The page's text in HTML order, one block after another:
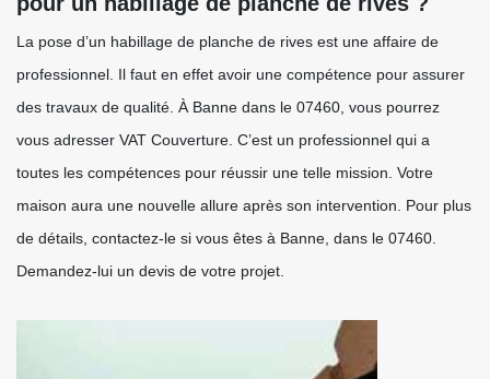
La pose d’un habillage de planche de rives est une affaire de
professionnel. Il faut en effet avoir une compétence pour assurer
des travaux de qualité. À Banne dans le 07460, vous pourrez
vous adresser VAT Couverture. C’est un professionnel qui a
toutes les compétences pour réussir une telle mission. Votre
maison aura une nouvelle allure après son intervention. Pour plus
de détails, contactez-le si vous êtes à Banne, dans le 07460.
Demandez-lui un devis de votre projet.